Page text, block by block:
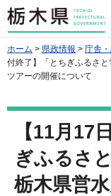
栃木県
ホーム > 県政情報 > 庁舎
付終了】「とちぎふるさ
ツアーの開催について
【11月17
ぎふるさ
栃木県営